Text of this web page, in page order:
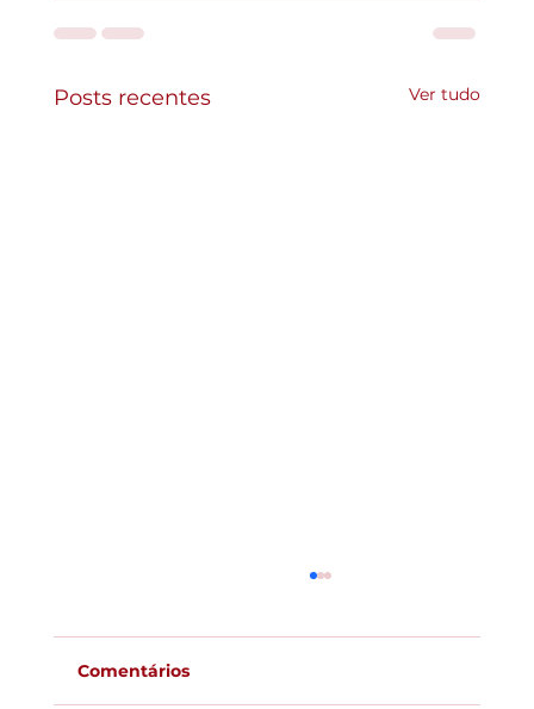
Posts recentes Ver tudo
Comentários